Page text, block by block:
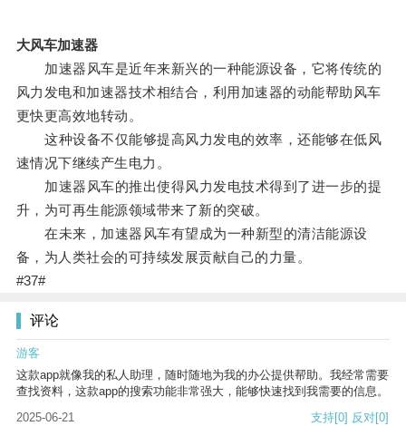
大风车加速器
加速器风车是近年来新兴的一种能源设备，它将传统的
风力发电和加速器技术相结合，利用加速器的动能帮助风车
更快更高效地转动。
这种设备不仅能够提高风力发电的效率，还能够在低风
速情况下继续产生电力。
加速器风车的推出使得风力发电技术得到了进一步的提
升，为可再生能源领域带来了新的突破。
在未来，加速器风车有望成为一种新型的清洁能源设
备，为人类社会的可持续发展贡献自己的力量。
#37#
评论
游客
这款app就像我的私人助理，随时随地为我的办公提供帮助。我经常需要
查找资料，这款app的搜索功能非常强大，能够快速找到我需要的信息。
2025-06-21
支持[0] 反对[0]